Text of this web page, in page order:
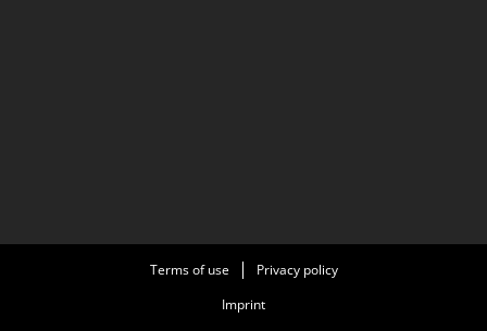
Terms of use
Privacy policy
Imprint